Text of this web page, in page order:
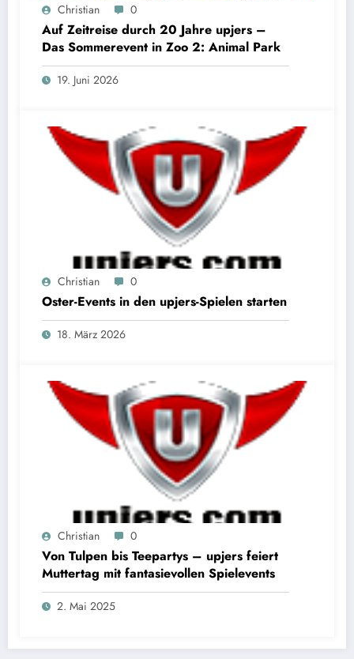
Christian 0
Auf Zeitreise durch 20 Jahre upjers –
Das Sommerevent in Zoo 2: Animal Park
19. Juni 2026
Christian 0
Oster-Events in den upjers-Spielen starten
18. März 2026
Christian 0
Von Tulpen bis Teepartys – upjers feiert
Muttertag mit fantasievollen Spielevents
2. Mai 2025